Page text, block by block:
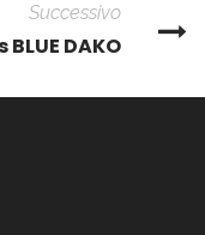
Successivo
BLUE DAKO